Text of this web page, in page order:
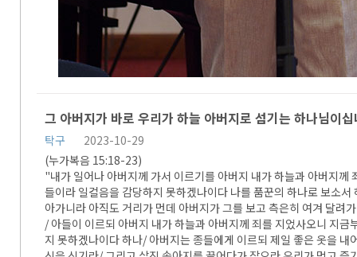
그 아버지가 바로 우리가 하늘 아버지로 섬기는 하나님이
탁구
2023-10-29
(누가복음 15:18-23)
"내가 일어나 아버지께 가서 이르기를 아버지 내가 하늘과 아버지께
들이라 일컬음을 감당하지 못하겠나이다 나를 품꾼의 하나로 보소
아가니라 아직도 거리가 먼데 아버지가 그를 보고 측은히 여겨 달려
/ 아들이 이르되 아버지 내가 하늘과 아버지께 죄를 지었사오니 지
지 못하겠나이다 하나/ 아버지는 종들에게 이르되 제일 좋은 옷을 내